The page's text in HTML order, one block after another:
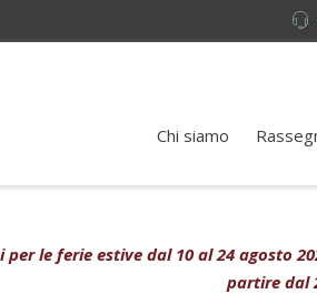
Chi siamo
le ferie estive dal 10 al 24 agosto
partire dal